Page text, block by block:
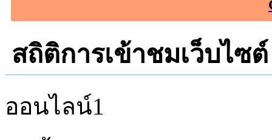
สถิติการเข้าชมเว็บไซต์
ออนไลน์1